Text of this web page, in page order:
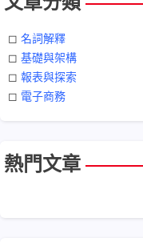
文章分類
◻︎ 名詞解釋
◻︎ 基礎與架構
◻︎ 報表與探索
◻︎ 電子商務
熱門文章